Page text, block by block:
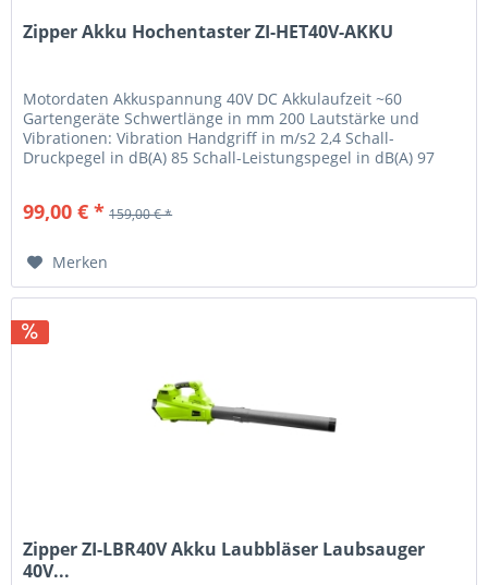
Zipper Akku Hochentaster ZI-HET40V-AKKU
Motordaten Akkuspannung 40V DC Akkulaufzeit ~60
Gartengeräte Schwertlänge in mm 200 Lautstärke und
Vibrationen: Vibration Handgriff in m/s2 2,4 Schall-
Druckpegel in dB(A) 85 Schall-Leistungspegel in dB(A) 97
99,00 € * 159,00 € *
Merken
Zipper ZI-LBR40V Akku Laubbläser Laubsauger
40V...